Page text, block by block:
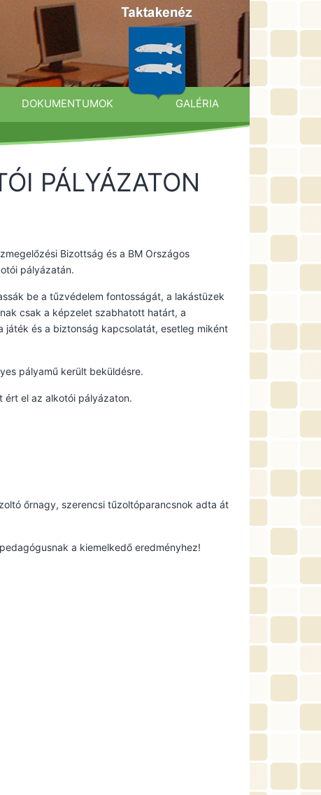
DOKUMENTUMOK GALÉRIA
PÁLYÁZATON
Bizottság és a BM Országos
pályázatán.
be a tűzvédelem fontosságát, a lakástüzek
csak a képzelet szabhatott határt, a
és a biztonság kapcsolatát, esetleg miként
pályamű került beküldésre.
ért el az alkotói pályázaton.
őrnagy, szerencsi tűzoltóparancsnok adta át
a kiemelkedő eredményhez!